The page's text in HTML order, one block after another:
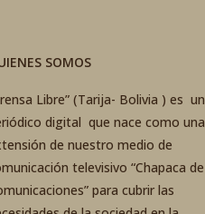
SOMOS
Libre” (Tarija- Bolivia ) es un
digital que nace como una
de nuestro medio de
televisivo “Chapaca de
para cubrir las